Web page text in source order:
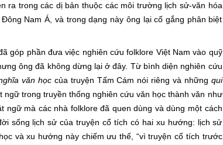
ra trong các dị bản thuộc các môi trường lịch sử-văn hóa
Nam Á, và trong dạng này ông lại cố gắng phân biệt
phần đưa việc nghiên cứu folklore Việt Nam vào quỹ
ông đã không dừng lại ở đây. Từ bình diện nghiên cứu
văn học của truyện Tấm Cám nói riêng và những qui
trong truyền thống nghiên cứu văn học thành văn như
ngữ mà các nhà folklore đã quen dùng và dùng một cách
sống lịch sử của truyện cổ tích có hai xu hướng: lịch sử
và xu hướng này chiếm ưu thế, “vì truyện cổ tích trước